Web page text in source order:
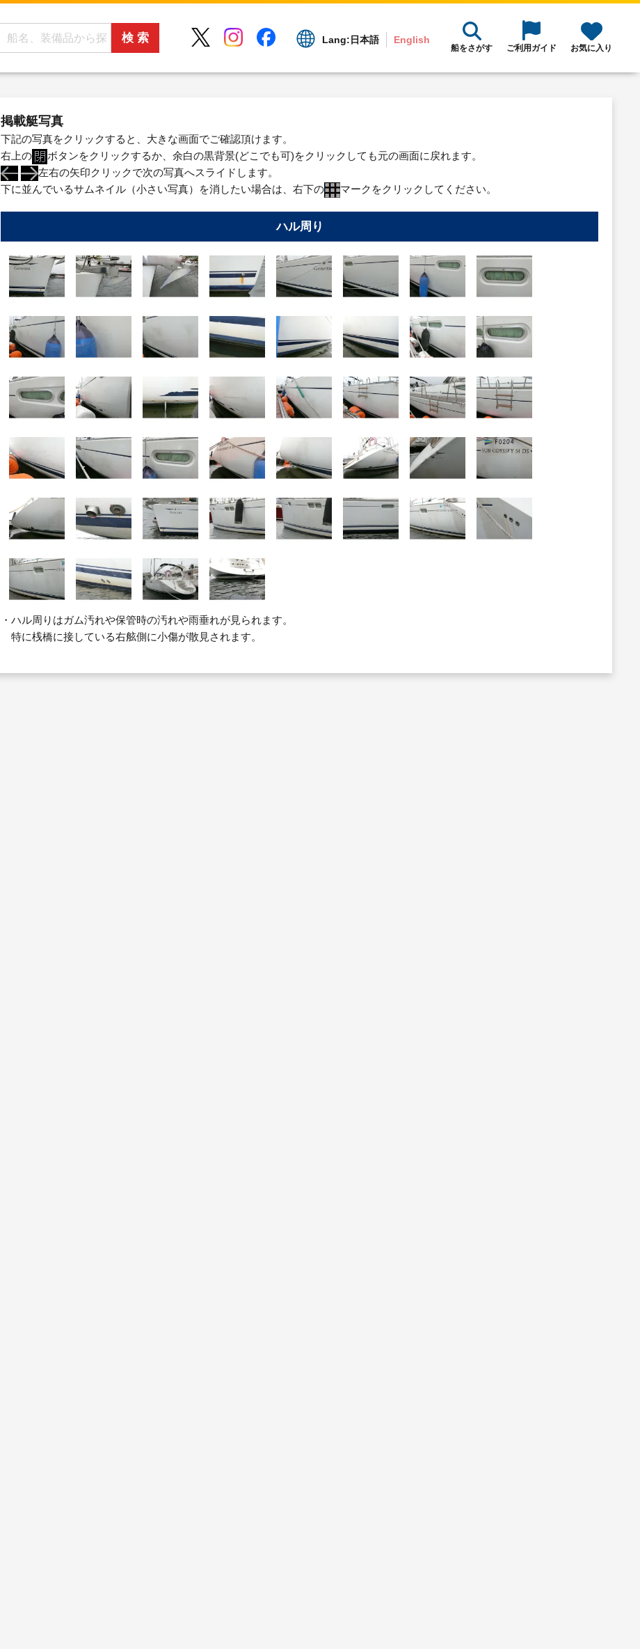
Lang: 日本語 English
船をさがす ご利用ガイド お気に入り
掲載艇写真
下記の写真をクリックすると、大きな画面でご確認頂けます。
右上の
ボタンをクリックするか、余白の黒背景(どこでも可)をクリックしても元の画面に戻れます。
左右の矢印クリックで次の写真へスライドします。
下に並んでいるサムネイル（小さい写真）を消したい場合は、右下の
マークをクリックしてください。
ハル周り
・ハル周りはガム汚れや保管時の汚れや雨垂れが見られます。
特に桟橋に接している右舷側に小傷が散見されます。